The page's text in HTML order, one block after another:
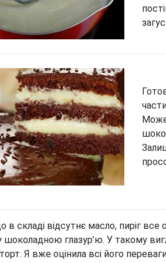
складі відсутнє масло, пиріг
шоколадною глазур’ю. У такому
Я вже оцінила всі його